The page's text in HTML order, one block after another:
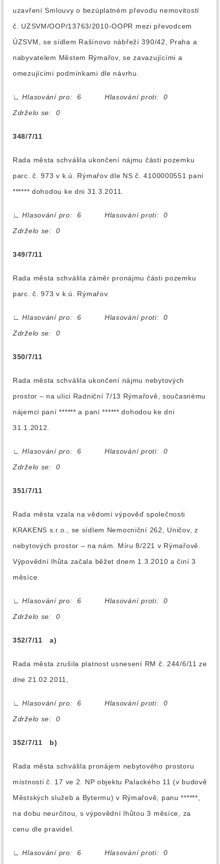
uzavření Smlouvy o bezúplatném převodu nemovitostí
č. UZSVM/OOP/13763/2010-OOPR mezi převodcem
ÚZSVM, se sídlem Rašínovo nábřeží 390/42, Praha a
nabyvatelem Městem Rýmařov, se zavazujícími a
omezujícími podmínkami dle návrhu.
∟
Hlasování pro: 6 Hlasování proti: 0
Zdrželo se: 0
348/7/11
Rada města schválila ukončení nájmu části pozemku
parc. č. 973 v k.ú. Rýmařov dle NS č. 4100000551 paní
****** dohodou ke dni 31.3.2011.
∟
Hlasování pro: 6 Hlasování proti: 0
Zdrželo se: 0
349/7/11
Rada města schválila záměr pronájmu části pozemku
parc. č. 973 v k.ú. Rýmařov.
∟
Hlasování pro: 6 Hlasování proti: 0
Zdrželo se: 0
350/7/11
Rada města schválila ukončení nájmu nebytových
prostor – na ulici Radniční 7/13 Rýmařově, současnému
nájemci paní ****** a paní ****** dohodou ke dni
31.1.2012.
∟
Hlasování pro: 6 Hlasování proti: 0
Zdrželo se: 0
351/7/11
Rada města vzala na vědomí výpověď společnosti
KRAKENS s.r.o., se sídlem Nemocniční 262, Uničov, z
nebytových prostor – na nám. Míru 8/221 v Rýmařově.
Výpovědní lhůta začala běžet dnem 1.3.2010 a činí 3
měsíce.
∟
Hlasování pro: 6 Hlasování proti: 0
Zdrželo se: 0
352/7/11 a)
Rada města zrušila platnost usnesení RM č. 244/6/11 ze
dne 21.02.2011,
∟
Hlasování pro: 6 Hlasování proti: 0
Zdrželo se: 0
352/7/11 b)
Rada města schválila pronájem nebytového prostoru
místnosti č. 17 ve 2. NP objektu Palackého 11 (v budově
Městských služeb a Bytermu) v Rýmařově, panu ******,
na dobu neurčitou, s výpovědní lhůtou 3 měsíce, za
cenu dle pravidel.
∟
Hlasování pro: 6 Hlasování proti: 0